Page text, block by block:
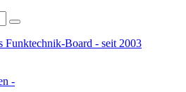
Funktechnik-Board - seit 2003
-